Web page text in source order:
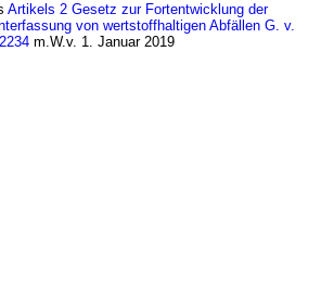
Artikels 2 Gesetz zur Fortentwicklung der
von wertstoffhaltigen Abfällen G. v.
m.W.v. 1. Januar 2019